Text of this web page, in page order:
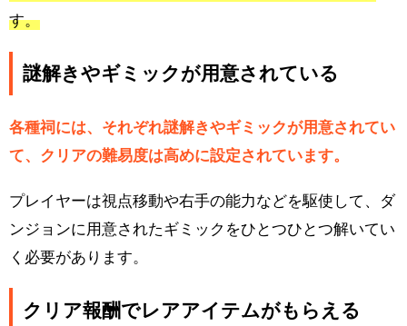
す。
謎解きやギミックが用意されている
各種祠には、それぞれ謎解きやギミックが用意されてい
て、クリアの難易度は高めに設定されています。
プレイヤーは視点移動や右手の能力などを駆使して、ダ
ンジョンに用意されたギミックをひとつひとつ解いてい
く必要があります。
クリア報酬でレアアイテムがもらえる